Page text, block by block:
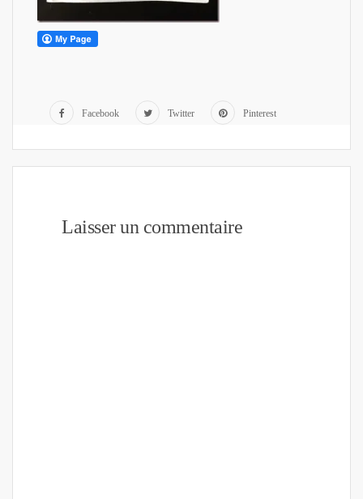
Facebook Twitter Pinterest
Laisser un commentaire